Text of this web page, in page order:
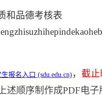
和品德考核表
报名入口 (sdu.edu.cn) ， 截
述顺序制作成PDF电